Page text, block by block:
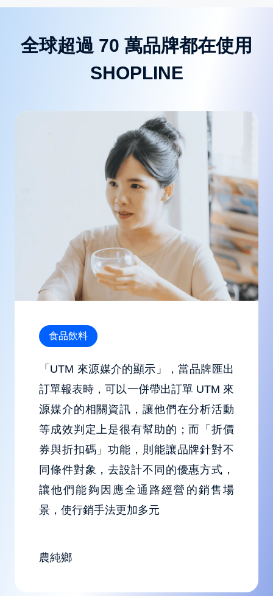
全球超過 70 萬品牌都在使用
SHOPLINE
食品飲料
「UTM 來源媒介的顯示」，當品牌匯出
訂單報表時，可以一併帶出訂單 UTM 來
源媒介的相關資訊，讓他們在分析活動
等成效判定上是很有幫助的；而「折價
券與折扣碼」功能，則能讓品牌針對不
同條件對象，去設計不同的優惠方式，
讓他們能夠因應全通路經營的銷售場
景，使行銷手法更加多元
農純鄉